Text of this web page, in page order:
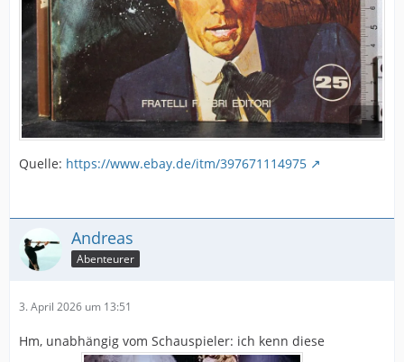
Quelle: https://www.ebay.de/itm/397671114975
Andreas
Abenteurer
3. April 2026 um 13:51
Hm, unabhängig vom Schauspieler: ich kenn diese